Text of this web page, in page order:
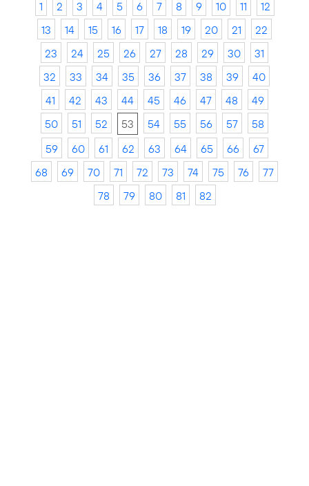
1 2 3 4 5 6 7 8 9 10 11
12
13
14 15 16 17 18 19 20 21
22
23
24 25 26 27 28 29 30
31
32
33 34 35 36 37 38 39
40
41
42 43 44 45 46 47 48
49
50
51 52 53 54 55 56 57
58
59
60 61 62 63 64 65 66
67
68
69 70 71 72 73 74 75 76
77
78
79 80 81 82